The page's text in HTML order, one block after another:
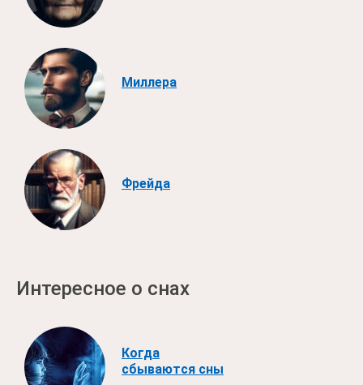
Миллера
Фрейда
Интересное о снах
Когда
сбываются сны